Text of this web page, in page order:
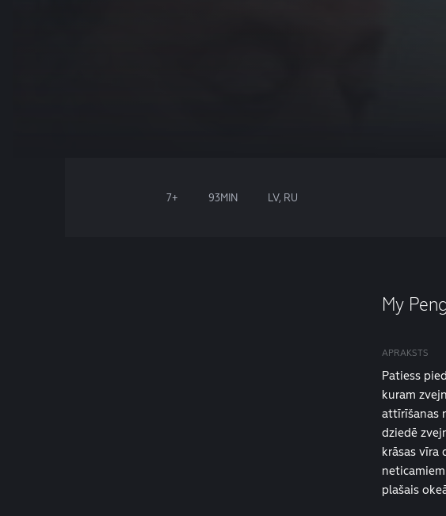
7+ 93MIN LV, RU
My
APRAKSTS
Patiess
kuram
attīrīšanas
dziedē
krāsas vīra
plašais